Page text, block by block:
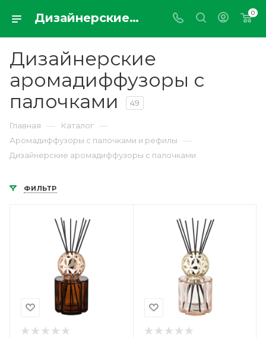
Дизайнерские аромадиффузоры с палочками от лучших мировых парфюмеров купить онлайн в Москве с доставкой по РФ parfumdemaison.ru 0
Дизайнерские
аромадиффузоры с
палочками
49
Главная — Каталог —
Аромадиффузоры с палочками и рефилы —
Дизайнерские аромадиффузоры с палочками
ФИЛЬТР